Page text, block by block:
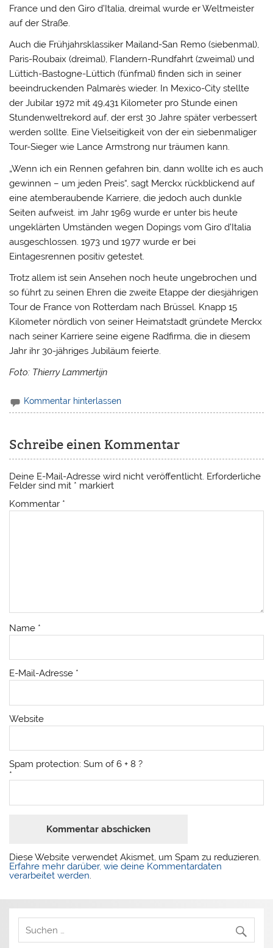
France und den Giro d’Italia, dreimal wurde er Weltmeister
auf der Straße.
Auch die Frühjahrsklassiker Mailand-San Remo (siebenmal),
Paris-Roubaix (dreimal), Flandern-Rundfahrt (zweimal) und
Lüttich-Bastogne-Lüttich (fünfmal) finden sich in seiner
beeindruckenden Palmarès wieder. In Mexico-City stellte
der Jubilar 1972 mit 49,431 Kilometer pro Stunde einen
Stundenweltrekord auf, der erst 30 Jahre später verbessert
werden sollte. Eine Vielseitigkeit von der ein siebenmaliger
Tour-Sieger wie Lance Armstrong nur träumen kann.
„Wenn ich ein Rennen gefahren bin, dann wollte ich es auch
gewinnen – um jeden Preis“, sagt Merckx rückblickend auf
eine atemberaubende Karriere, die jedoch auch dunkle
Seiten aufweist. im Jahr 1969 wurde er unter bis heute
ungeklärten Umständen wegen Dopings vom Giro d’Italia
ausgeschlossen. 1973 und 1977 wurde er bei
Eintagesrennen positiv getestet.
Trotz allem ist sein Ansehen noch heute ungebrochen und
so führt zu seinen Ehren die zweite Etappe der diesjährigen
Tour de France von Rotterdam nach Brüssel. Knapp 15
Kilometer nördlich von seiner Heimatstadt gründete Merckx
nach seiner Karriere seine eigene Radfirma, die in diesem
Jahr ihr 30-jähriges Jubiläum feierte.
Foto: Thierry Lammertijn
Kommentar hinterlassen
Schreibe einen Kommentar
Deine E-Mail-Adresse wird nicht veröffentlicht. Erforderliche
Felder sind mit * markiert
Kommentar *
Name *
E-Mail-Adresse *
Website
Spam protection: Sum of 6 + 8 ?
*
Diese Website verwendet Akismet, um Spam zu reduzieren.
Erfahre mehr darüber, wie deine Kommentardaten
verarbeitet werden.